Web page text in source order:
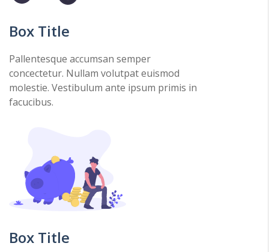
Box Title
Pallentesque accumsan semper
concectetur. Nullam volutpat euismod
molestie. Vestibulum ante ipsum primis in
facucibus.
Box Title